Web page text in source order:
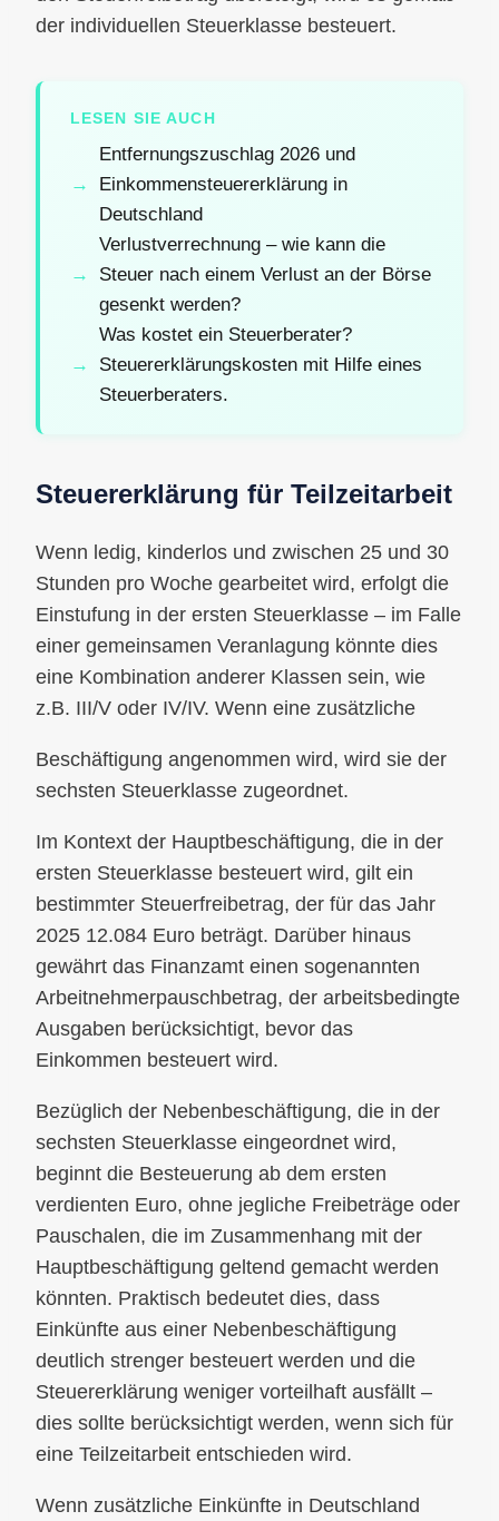
der individuellen Steuerklasse besteuert.
LESEN SIE AUCH
Entfernungszuschlag 2026 und
Einkommensteuererklärung in
Deutschland
Verlustverrechnung – wie kann die
Steuer nach einem Verlust an der Börse
gesenkt werden?
Was kostet ein Steuerberater?
Steuererklärungskosten mit Hilfe eines
Steuerberaters.
Steuererklärung für Teilzeitarbeit
Wenn ledig, kinderlos und zwischen 25 und 30
Stunden pro Woche gearbeitet wird, erfolgt die
Einstufung in der ersten Steuerklasse – im Falle
einer gemeinsamen Veranlagung könnte dies
eine Kombination anderer Klassen sein, wie
z.B. III/V oder IV/IV. Wenn eine zusätzliche
Beschäftigung angenommen wird, wird sie der
sechsten Steuerklasse zugeordnet.
Im Kontext der Hauptbeschäftigung, die in der
ersten Steuerklasse besteuert wird, gilt ein
bestimmter Steuerfreibetrag, der für das Jahr
2025 12.084 Euro beträgt. Darüber hinaus
gewährt das Finanzamt einen sogenannten
Arbeitnehmerpauschbetrag, der arbeitsbedingte
Ausgaben berücksichtigt, bevor das
Einkommen besteuert wird.
Bezüglich der Nebenbeschäftigung, die in der
sechsten Steuerklasse eingeordnet wird,
beginnt die Besteuerung ab dem ersten
verdienten Euro, ohne jegliche Freibeträge oder
Pauschalen, die im Zusammenhang mit der
Hauptbeschäftigung geltend gemacht werden
könnten. Praktisch bedeutet dies, dass
Einkünfte aus einer Nebenbeschäftigung
deutlich strenger besteuert werden und die
Steuererklärung weniger vorteilhaft ausfällt –
dies sollte berücksichtigt werden, wenn sich für
eine Teilzeitarbeit entschieden wird.
Wenn zusätzliche Einkünfte in Deutschland